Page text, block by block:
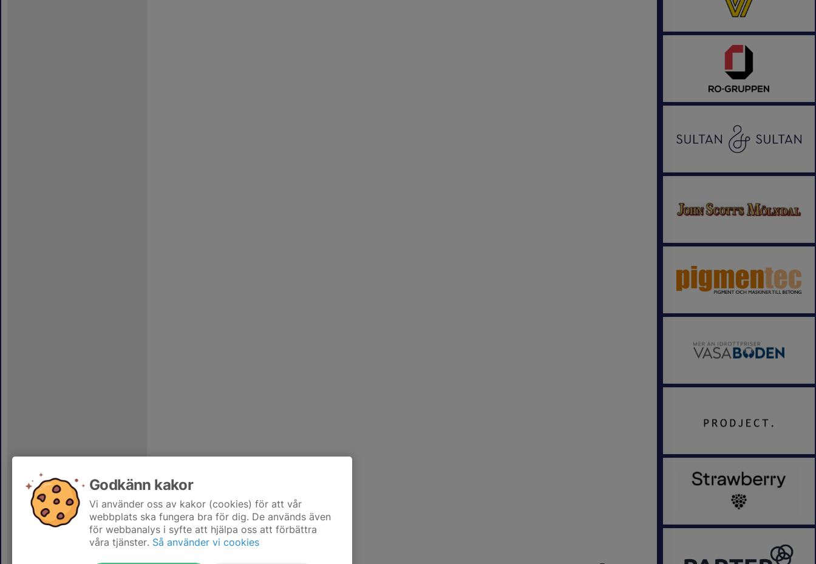
Godkänn kakor
Vi använder oss av kakor (cookies) för att vår
webbplats ska fungera bra för dig. De används även
för webbanalys i syfte att hjälpa oss att förbättra
våra tjänster. Så använder vi cookies